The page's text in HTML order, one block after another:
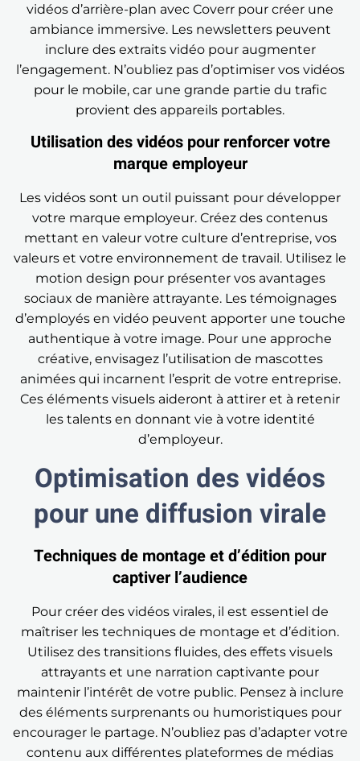
vidéos d’arrière-plan avec Coverr pour créer une
ambiance immersive. Les newsletters peuvent
inclure des extraits vidéo pour augmenter
l’engagement. N’oubliez pas d’optimiser vos vidéos
pour le mobile, car une grande partie du trafic
provient des appareils portables.
Utilisation des vidéos pour renforcer votre
marque employeur
Les vidéos sont un outil puissant pour développer
votre marque employeur. Créez des contenus
mettant en valeur votre culture d’entreprise, vos
valeurs et votre environnement de travail. Utilisez le
motion design pour présenter vos avantages
sociaux de manière attrayante. Les témoignages
d’employés en vidéo peuvent apporter une touche
authentique à votre image. Pour une approche
créative, envisagez l’utilisation de mascottes
animées qui incarnent l’esprit de votre entreprise.
Ces éléments visuels aideront à attirer et à retenir
les talents en donnant vie à votre identité
d’employeur.
Optimisation des vidéos
pour une diffusion virale
Techniques de montage et d’édition pour
captiver l’audience
Pour créer des vidéos virales, il est essentiel de
maîtriser les techniques de montage et d’édition.
Utilisez des transitions fluides, des effets visuels
attrayants et une narration captivante pour
maintenir l’intérêt de votre public. Pensez à inclure
des éléments surprenants ou humoristiques pour
encourager le partage. N’oubliez pas d’adapter votre
contenu aux différentes plateformes de médias